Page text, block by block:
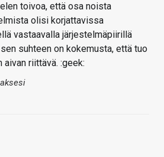
toivoa, että osa noista
olisi korjattavissa
vastaavalla järjestelmäpiirillä
suhteen on kokemusta, että tuo
riittävä. :geek: